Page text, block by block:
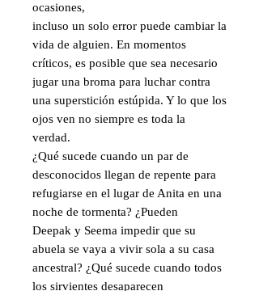
ocasiones,
incluso un solo error puede cambiar la
vida de alguien. En momentos
críticos, es posible que sea necesario
jugar una broma para luchar contra
una superstición estúpida. Y lo que los
ojos ven no siempre es toda la
verdad.
¿Qué sucede cuando un par de
desconocidos llegan de repente para
refugiarse en el lugar de Anita en una
noche de tormenta? ¿Pueden
Deepak y Seema impedir que su
abuela se vaya a vivir sola a su casa
ancestral? ¿Qué sucede cuando todos
los sirvientes desaparecen